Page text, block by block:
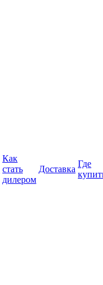
Как
стать
дилером
Доставка
Где